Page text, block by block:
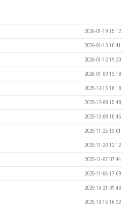
2026-01-19 15:12
2026-01-13 10:41
2026-01-12 19:20
2026-01-09 13:18
2025-12-15 18:18
2025-12-08 15:48
2025-12-08 10:45
2025-11-25 13:01
2025-11-20 12:12
2025-11-07 07:44
2025-11-06 17:09
2025-10-21 09:43
2025-10-15 16:32